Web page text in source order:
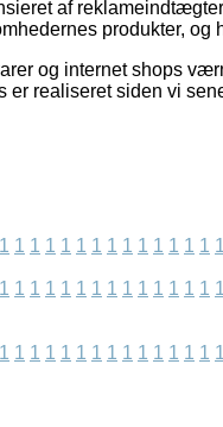
af
produkter,
og internet shops
er realiseret siden vi
1 1 1 1 1 1 1 1 1 1 1 1 1 1 1
1 1 1 1 1 1 1 1 1 1 1 1 1 1 1
1 1 1 1 1 1 1 1 1 1 1 1 1 1 1